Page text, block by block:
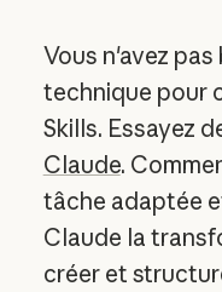
Vous n'avez
technique pour
Skills. Essayez
Claude.
tâche adaptée
Claude la
créer et